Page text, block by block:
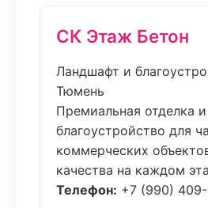
СК Этаж Бетон
Ландшафт и
Тюмень
Премиальная отделка
благоустройство для
коммерческих
качества на каждом
Телефон: +7 (990)